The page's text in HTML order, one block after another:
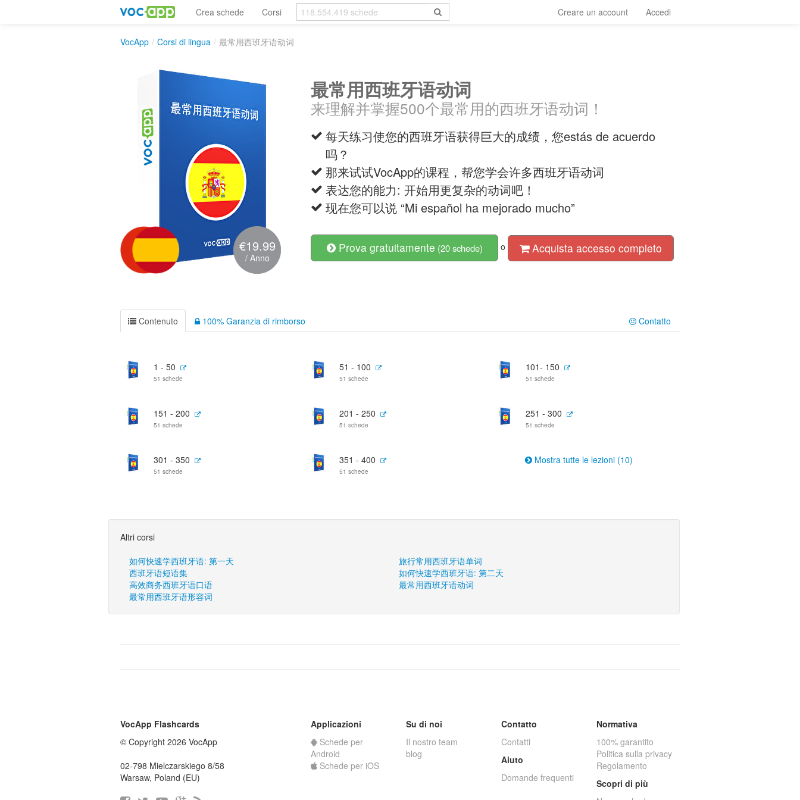
Crea schede Corsi Creare un account Accedi
VocApp / Corsi di lingua / 最常用西班牙语动词
€19.99
/ Anno
最常用西班牙语动词
来理解并掌握500个最常用的西班牙语动词！
每天练习使您的西班牙语获得巨大的成绩，您estás de acuerdo
吗？
那来试试VocApp的课程，帮您学会许多西班牙语动词
表达您的能力: 开始用更复杂的动词吧！
现在您可以说 “Mi español ha mejorado mucho”
Prova gratuitamente (20 schede) o Acquista accesso completo
Contenuto 100% Garanzia di rimborso Contatto
1 - 50
51 schede
51 - 100
51 schede
101- 150
51 schede
151 - 200
51 schede
201 - 250
51 schede
251 - 300
51 schede
301 - 350
51 schede
351 - 400
51 schede
Mostra tutte le lezioni (10)
Altri corsi
如何快速学西班牙语: 第一天
旅行常用西班牙语单词
西班牙语短语集
如何快速学西班牙语: 第二天
高效商务西班牙语口语
最常用西班牙语动词
最常用西班牙语形容词
VocApp Flashcards
© Copyright 2026 VocApp
02-798 Mielczarskiego 8/58
Warsaw, Poland (EU)
Applicazioni
Schede per
Android
Schede per iOS
Su di noi
Il nostro team
blog
Contatto
Contatti
Aiuto
Domande frequenti
Normativa
100% garantito
Politica sulla privacy
Regolamento
Scopri di più